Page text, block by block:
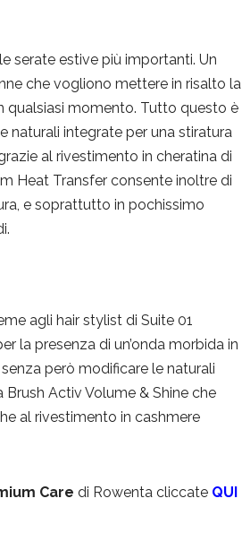
serate estive più importanti. Un
che vogliono mettere in risalto la
qualsiasi momento. Tutto questo è
naturali integrate per una stiratura
al rivestimento in cheratina di
Heat Transfer consente inoltre di
e soprattutto in pochissimo
agli hair stylist di Suite 01
la presenza di un’onda morbida in
però modificare le naturali
Activ Volume & Shine che
al rivestimento in cashmere
Care di Rowenta cliccate QUI